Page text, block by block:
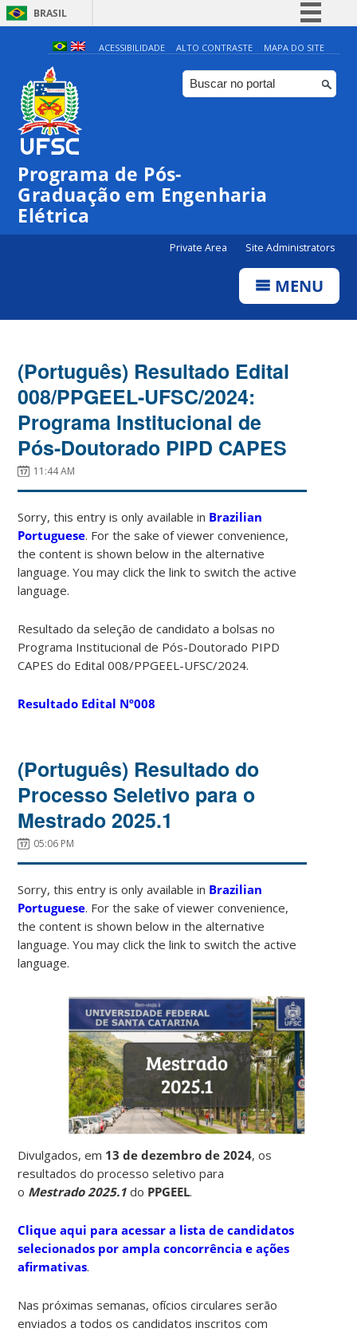
BRASIL
Simplifique!
Comunica BR
Participe
ACESSIBILIDADE ALTO CONTRASTE MAPA DO SITE
Programa de Pós-
Graduação em Engenharia
Elétrica
Private Area Site Administrators
MENU
(Português) Resultado Edital
008/PPGEEL-UFSC/2024:
Programa Institucional de
Pós-Doutorado PIPD CAPES
11:44 AM
Sorry, this entry is only available in Brazilian
Portuguese. For the sake of viewer convenience,
the content is shown below in the alternative
language. You may click the link to switch the active
language.
Resultado da seleção de candidato a bolsas no
Programa Institucional de Pós-Doutorado PIPD
CAPES do Edital 008/PPGEEL-UFSC/2024.
Resultado Edital Nº008
(Português) Resultado do
Processo Seletivo para o
Mestrado 2025.1
05:06 PM
Sorry, this entry is only available in Brazilian
Portuguese. For the sake of viewer convenience,
the content is shown below in the alternative
language. You may click the link to switch the active
language.
Divulgados, em 13 de dezembro de 2024, os
resultados do processo seletivo para
o Mestrado 2025.1do PPGEEL.
Clique aqui para acessar a lista de candidatos
selecionados por ampla concorrência e ações
afirmativas.
Nas próximas semanas, ofícios circulares serão
enviados a todos os candidatos inscritos com